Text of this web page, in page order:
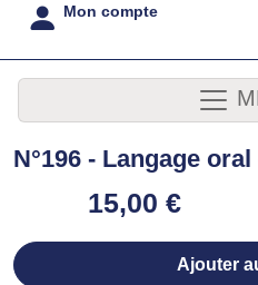
Mon compte
N°196 - Langage
15,00 €
Ajouter